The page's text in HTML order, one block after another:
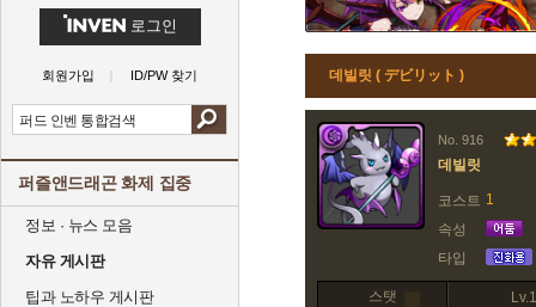
로그인
회원가입 ID/PW 찾기
퍼즐앤드래곤 화제 집중
정보 · 뉴스 모음
자유 게시판
팁과 노하우 게시판
데빌릿 ( デビリット )
No. 916
데빌릿
코스트 1
속성
타입
스탯
Lv.1